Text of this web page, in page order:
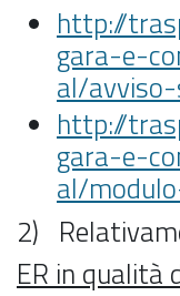
http://
gara-e-
al/
http://
gara-e-
al/
2)
ER in qualità